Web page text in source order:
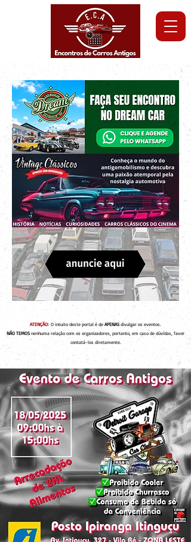
ATENÇÃO: O intuito deste portal é de APENAS divulgar os eventos.
NÃO TEMOS nenhuma relação com os organizadores, portanto, em caso de dúvidas, favor
contatá-los diretamente.